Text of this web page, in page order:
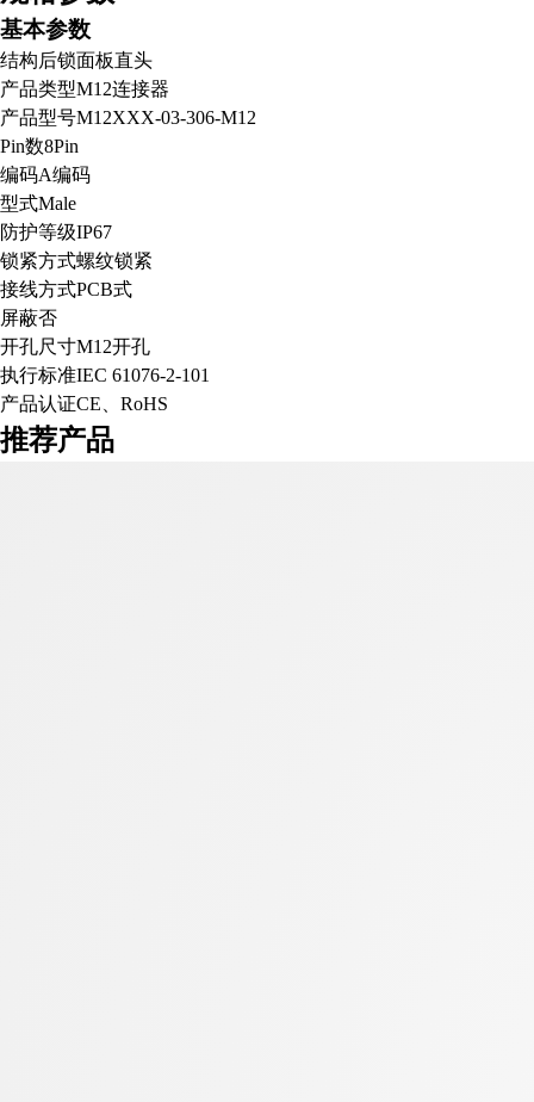
基本参数
结构后锁面板直头
产品类型M12连接器
产品型号M12XXX-03-306-M12
Pin数8Pin
编码A编码
型式Male
防护等级IP67
锁紧方式螺纹锁紧
接线方式PCB式
屏蔽否
开孔尺寸M12开孔
执行标准IEC 61076-2-101
产品认证CE、RoHS
推荐产品